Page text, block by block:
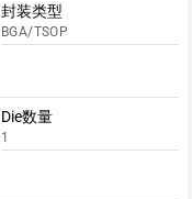
封装类型
BGA/TSOP
Die数量
1